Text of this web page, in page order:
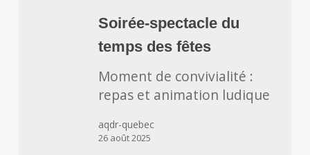
spectacle
du
temps
des
fêtes
Soirée-spectacle du
temps des fêtes
Moment de convivialité :
repas et animation ludique
aqdr-quebec
26 août 2025